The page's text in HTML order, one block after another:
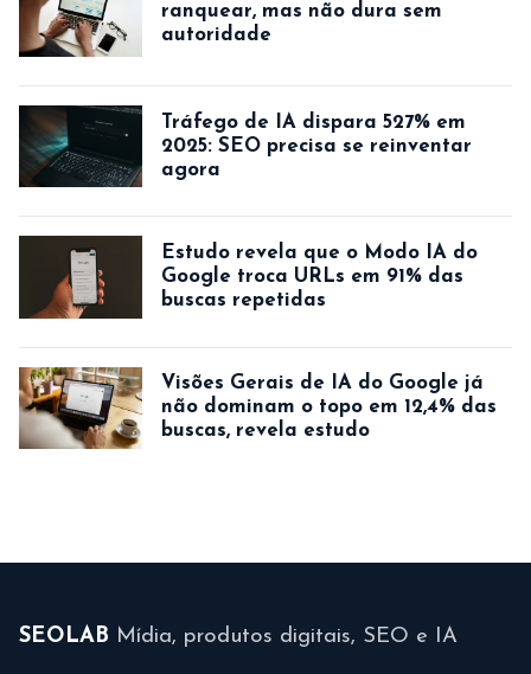
ranquear, mas não dura sem
autoridade
Tráfego de IA dispara 527% em
2025: SEO precisa se reinventar
agora
Estudo revela que o Modo IA do
Google troca URLs em 91% das
buscas repetidas
Visões Gerais de IA do Google já
não dominam o topo em 12,4% das
buscas, revela estudo
SEOLAB Mídia, produtos digitais, SEO e IA